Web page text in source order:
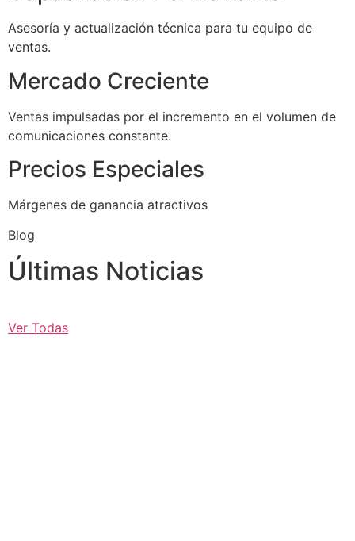
Asesoría y actualización técnica para tu equipo de
ventas.
Mercado Creciente
Ventas impulsadas por el incremento en el volumen de
comunicaciones constante.
Precios Especiales
Márgenes de ganancia atractivos
Blog
Últimas Noticias
Ver Todas